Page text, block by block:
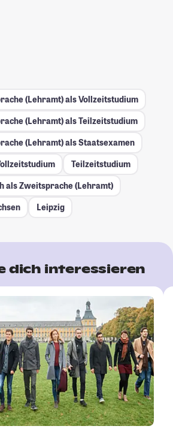
(Lehramt) als Vollzeitstudium
(Lehramt) als Teilzeitstudium
(Lehramt) als Staatsexamen
Teilzeitstudium
als Zweitsprache (Lehramt)
Leipzig
dich interessieren